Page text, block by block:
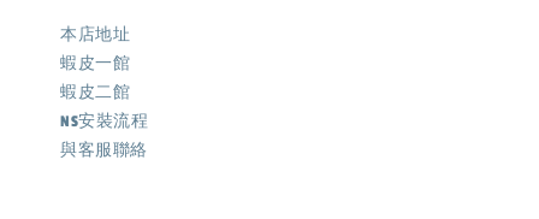
本店地址
蝦皮一館
蝦皮二館
NS安裝流程
與客服聯絡